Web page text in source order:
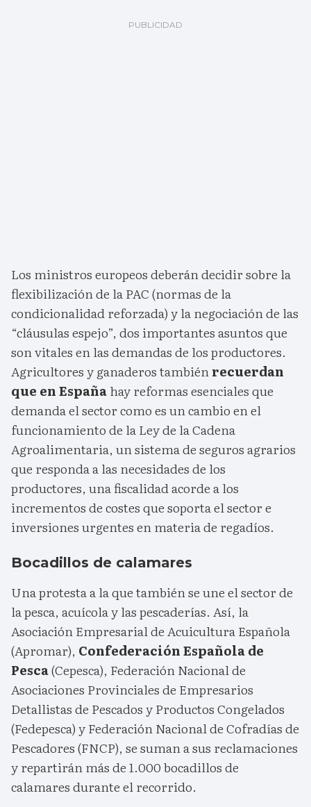
Los ministros europeos deberán decidir sobre la
flexibilización de la PAC (normas de la
condicionalidad reforzada) y la negociación de las
“cláusulas espejo”, dos importantes asuntos que
son vitales en las demandas de los productores.
Agricultores y ganaderos tambiénrecuerdan
que en Españahay reformas esenciales que
demanda el sector como es un cambio en el
funcionamiento de la Ley de la Cadena
Agroalimentaria, un sistema de seguros agrarios
que responda a las necesidades de los
productores, una fiscalidad acorde a los
incrementos de costes que soporta el sector e
inversiones urgentes en materia de regadíos.
Bocadillos de calamares
Una protesta a la que también se une el sector de
la pesca, acuícola y las pescaderías. Así, la
Asociación Empresarial de Acuicultura Española
(Apromar), Confederación Española de
Pesca(Cepesca), Federación Nacional de
Asociaciones Provinciales de Empresarios
Detallistas de Pescados y Productos Congelados
(Fedepesca) y Federación Nacional de Cofradías de
Pescadores (FNCP), se suman a sus reclamaciones
y repartirán más de 1.000 bocadillos de
calamares durante el recorrido.